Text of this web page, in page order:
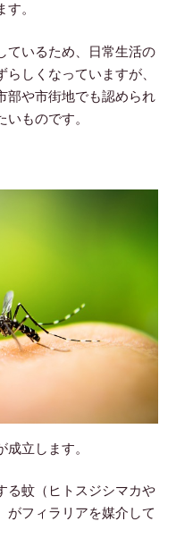
。
ているため、日常生活の
しくなっていますが、
部や市街地でも認められ
ものです。
立します。
る蚊（ヒトスジシマカや
がフィラリアを媒介して